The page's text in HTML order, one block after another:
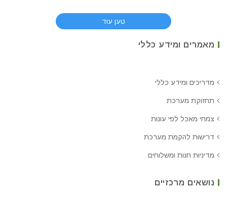
טען עוד
מאמרים ומידע כללי
מדריכים ומידע כללי
תחזוקת מערכת
צמחי מאכל לפי עונות
דרישות להקמת מערכת
מדיניות חנות ומשלוחים
נושאים מרכזיים